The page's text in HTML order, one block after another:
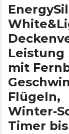
Leistung
mit
Flügeln,
Timer